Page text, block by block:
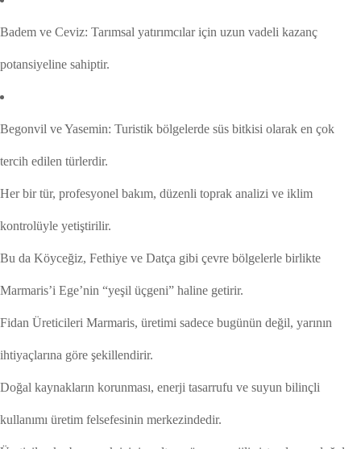
Badem ve Ceviz: Tarımsal yatırımcılar için uzun vadeli kazanç
potansiyeline sahiptir.
Begonvil ve Yasemin: Turistik bölgelerde süs bitkisi olarak en çok
tercih edilen türlerdir.
Her bir tür, profesyonel bakım, düzenli toprak analizi ve iklim
kontrolüyle yetiştirilir.
Bu da Köyceğiz, Fethiye ve Datça gibi çevre bölgelerle birlikte
Marmaris’i Ege’nin “yeşil üçgeni” haline getirir.
Fidan Üreticileri Marmaris, üretimi sadece bugünün değil, yarının
ihtiyaçlarına göre şekillendirir.
Doğal kaynakların korunması, enerji tasarrufu ve suyun bilinçli
kullanımı üretim felsefesinin merkezindedir.